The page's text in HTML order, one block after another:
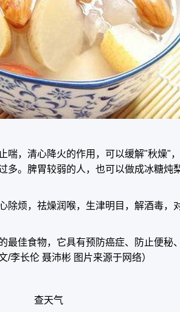
喘，清心降火的作用，可以缓解"秋燥"，
多。脾胃较弱的人，也可以做成冰糖炖
除烦，祛燥润喉，生津明目，解酒毒，
最佳食物，它具有预防癌症、防止便秘
李长伦 聂沛彬 图片来源于网络）
查天气